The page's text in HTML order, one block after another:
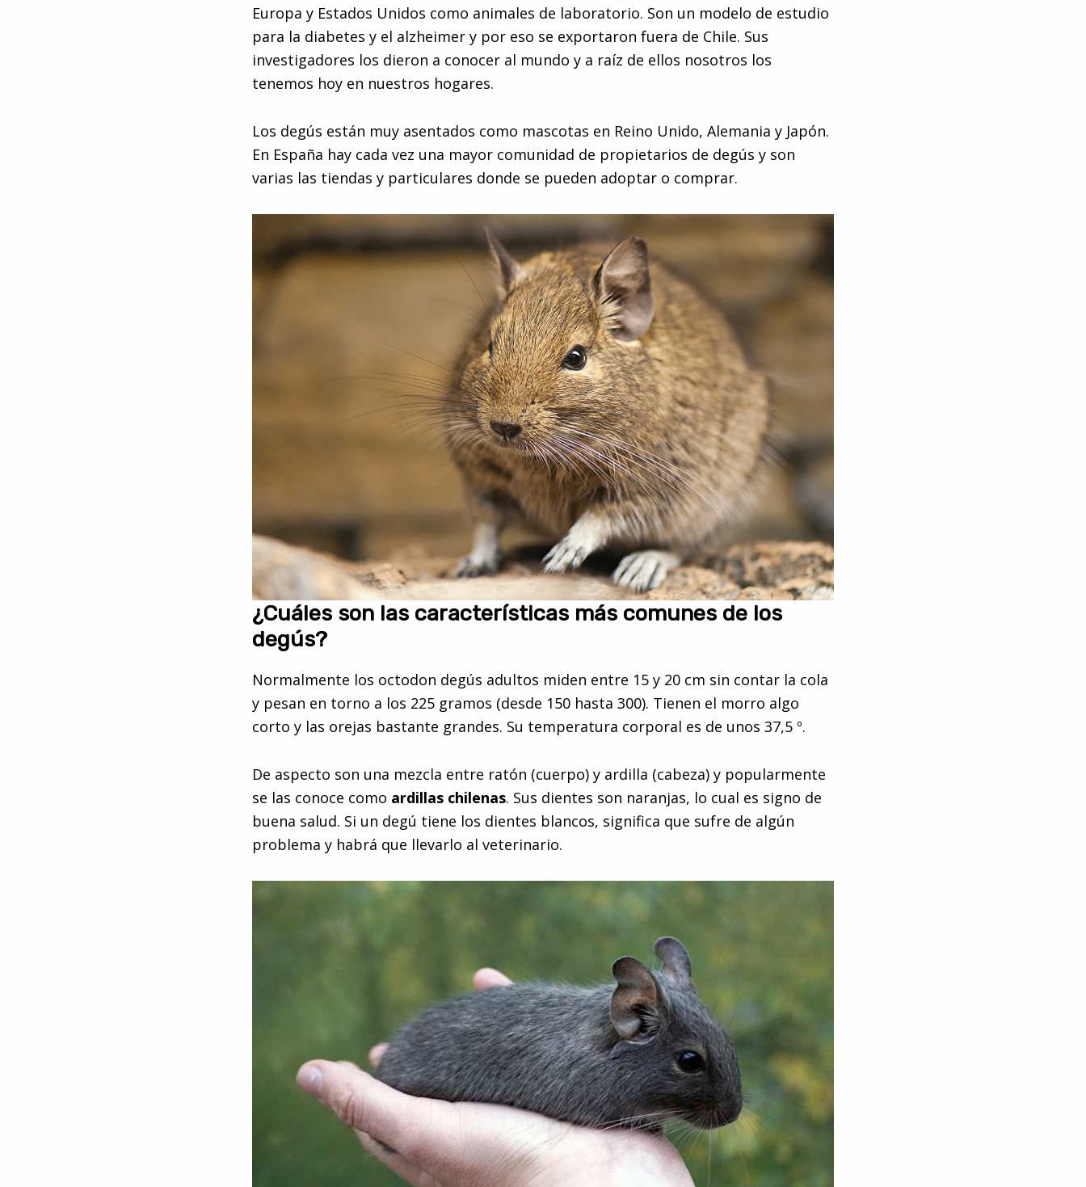
Europa y Estados Unidos como animales de laboratorio. Son un modelo de estudio
para la diabetes y el alzheimer y por eso se exportaron fuera de Chile. Sus
investigadores los dieron a conocer al mundo y a raíz de ellos nosotros los
tenemos hoy en nuestros hogares.
Los degús están muy asentados como mascotas en Reino Unido, Alemania y Japón.
En España hay cada vez una mayor comunidad de propietarios de degús y son
varias las tiendas y particulares donde se pueden adoptar o comprar.
¿Cuáles son las características más comunes de los
degús?
Normalmente los octodon degús adultos miden entre 15 y 20 cm sin contar la cola
y pesan en torno a los 225 gramos (desde 150 hasta 300). Tienen el morro algo
corto y las orejas bastante grandes. Su temperatura corporal es de unos 37,5 º.
De aspecto son una mezcla entre ratón (cuerpo) y ardilla (cabeza) y popularmente
se las conoce como ardillas chilenas. Sus dientes son naranjas, lo cual es signo de
buena salud. Si un degú tiene los dientes blancos, significa que sufre de algún
problema y habrá que llevarlo al veterinario.